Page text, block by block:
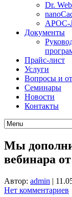
Dr. Web
АРОС-
Документы
Прайс-лист
Услуги
Вопросы и
Семинары
Новости
Контакты
Мы
вебинара
Автор: admin |
Нет комментариев